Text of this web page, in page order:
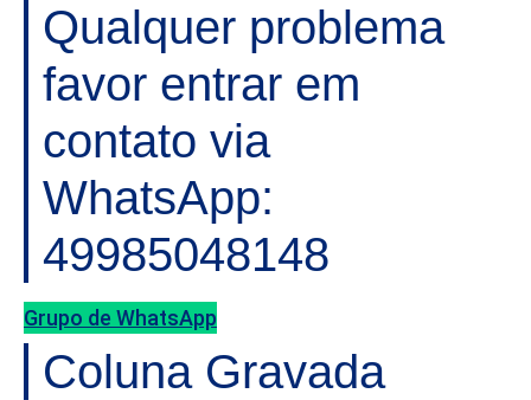
Qualquer problema
favor entrar em
contato via
WhatsApp:
49985048148
Grupo de WhatsApp
Coluna Gravada